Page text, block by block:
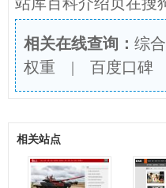
相关在线查询： 综
权重 | 百度口碑
相关站点